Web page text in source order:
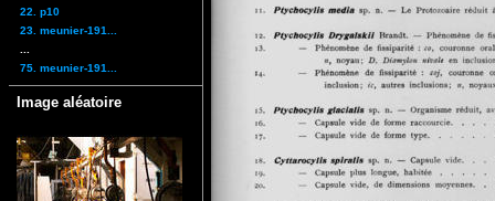
22. p10
23. meunier-191...
75. meunier-191...
Image aléatoire